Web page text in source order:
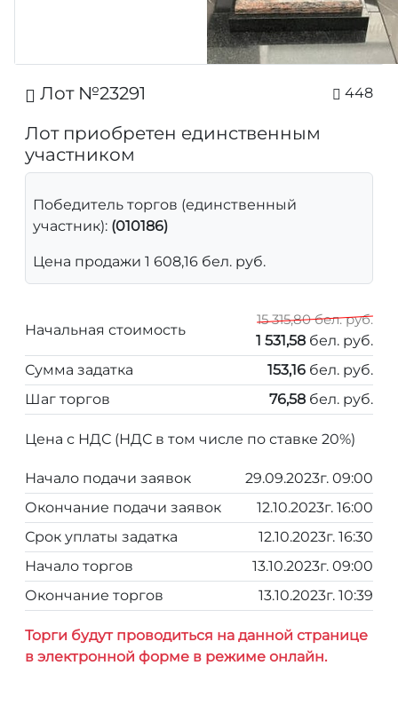
Лот №23291 448
Лот приобретен единственным
участником
Победитель торгов (единственный
участник): (010186)
Цена продажи 1 608,16 бел. руб.
Начальная стоимость
15 315,80 бел. руб.
1 531,58 бел. руб.
Сумма задатка
153,16 бел. руб.
Шаг торгов
76,58 бел. руб.
Цена с НДС (НДС в том числе по ставке 20%)
Начало подачи заявок
29.09.2023г. 09:00
Окончание подачи заявок
12.10.2023г. 16:00
Срок уплаты задатка
12.10.2023г. 16:30
Начало торгов
13.10.2023г. 09:00
Окончание торгов
13.10.2023г. 10:39
Торги будут проводиться на данной странице
в электронной форме в режиме онлайн.